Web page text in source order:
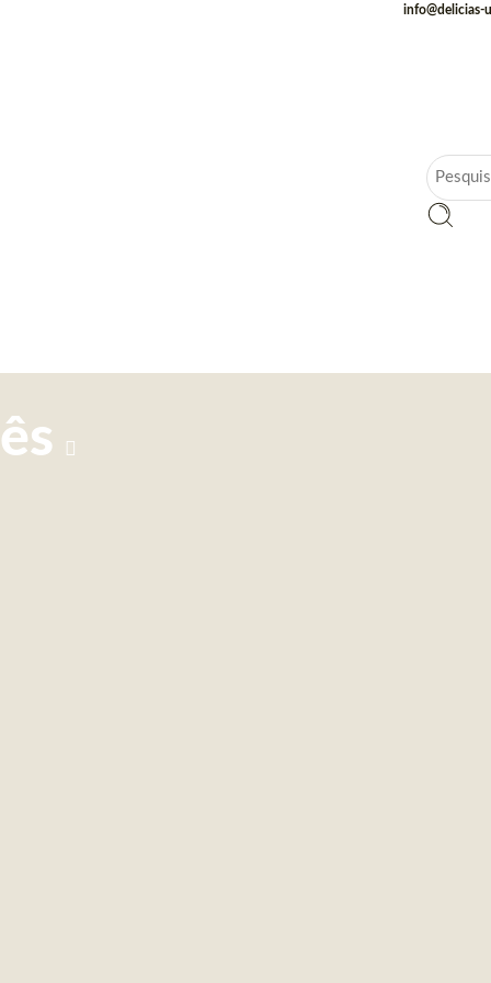
info@delicias-